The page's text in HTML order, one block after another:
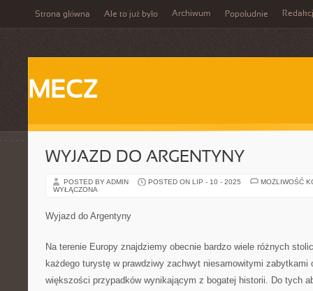
Strona główna Ale to już było Archiwum Popołudnie
MECZ
WYJAZD DO ARGENTYNY
POSTED BY ADMIN POSTED ON LIP - 10 - 2025
MOŻLIWOŚĆ
WYŁĄCZONA
Wyjazd do Argentyny
Na terenie Europy znajdziemy obecnie bardzo wiele różnych
każdego turystę w prawdziwy zachwyt niesamowitymi zabytkami
większości przypadków wynikającym z bogatej historii. Do tych